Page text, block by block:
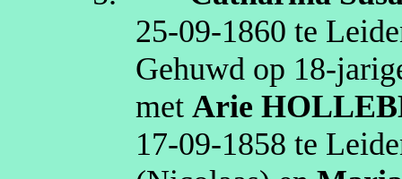
25‑09‑1860 te
Gehuwd op
metArie
17‑09‑1858 te